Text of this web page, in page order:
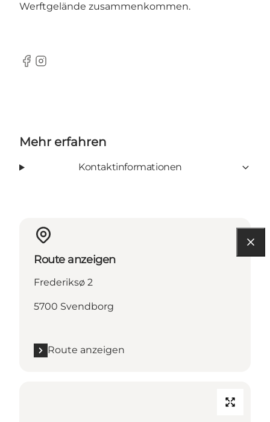
Werftgelände zusammenkommen.
Facebook
Instagram
Mehr erfahren
Kontaktinformationen
Route anzeigen
Frederiksø 2
5700 Svendborg
Route anzeigen